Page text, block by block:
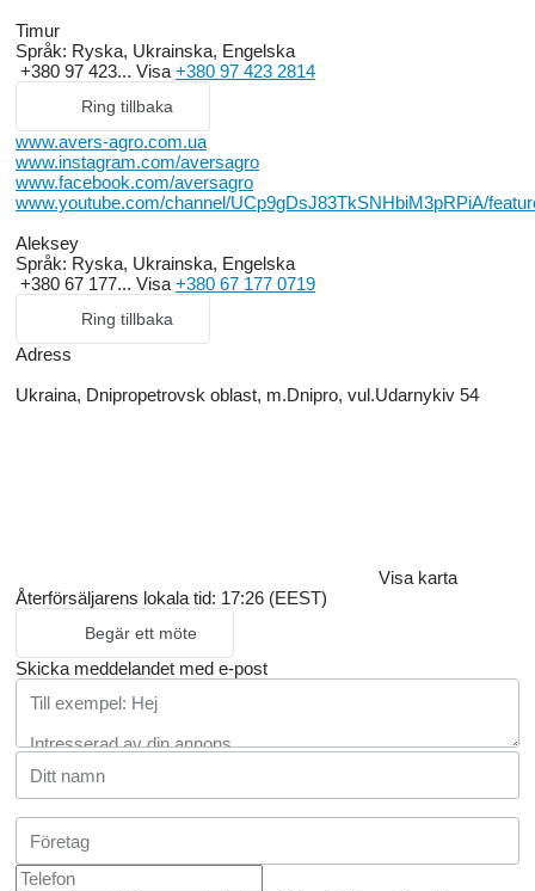
Timur
Språk: Ryska, Ukrainska, Engelska
+380 97 423... Visa +380 97 423 2814
Ring tillbaka
www.avers-agro.com.ua
www.instagram.com/aversagro
www.facebook.com/aversagro
www.youtube.com/channel/UCp9gDsJ83TkSNHbiM3pRPiA/
Aleksey
Språk: Ryska, Ukrainska, Engelska
+380 67 177... Visa +380 67 177 0719
Ring tillbaka
Adress
Ukraina, Dnipropetrovsk oblast, m.Dnipro, vul.Udarnykiv 54
Visa karta
Återförsäljarens lokala tid: 17:26 (EEST)
Begär ett möte
Skicka meddelandet med e-post